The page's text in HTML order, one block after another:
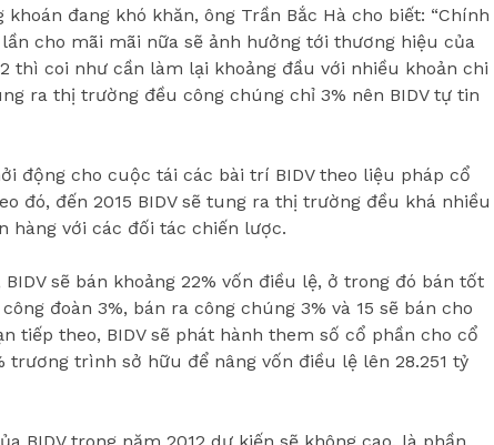
đang khó khăn, ông Trần Bắc Hà cho biết: “Chính
cho mãi mãi nữa sẽ ảnh hưởng tới thương hiệu của
thì coi như cần làm lại khoảng đầu với nhiều khoản chi
ra thị trường đều công chúng chỉ 3% nên BIDV tự tin
động cho cuộc tái các bài trí BIDV theo liệu pháp cổ
đó, đến 2015 BIDV sẽ tung ra thị trường đều khá nhiều
hàng với các đối tác chiến lược.
sẽ bán khoảng 22% vốn điều lệ, ở trong đó bán tốt
đoàn 3%, bán ra công chúng 3% và 15 sẽ bán cho
tiếp theo, BIDV sẽ phát hành them số cổ phần cho cổ
trình sở hữu để nâng vốn điều lệ lên 28.251 tỷ